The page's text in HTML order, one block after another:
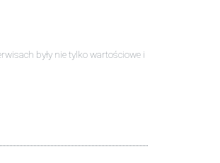
były nie tylko wartościowe i